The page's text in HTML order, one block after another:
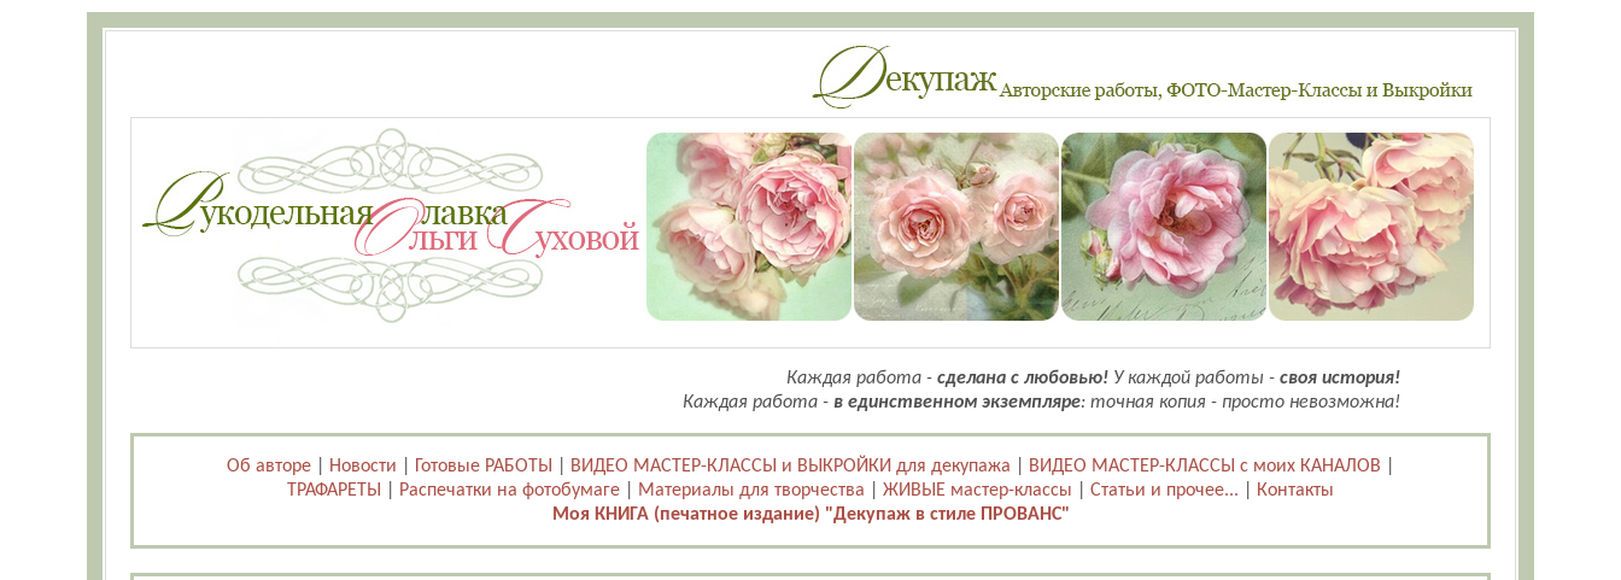
Каждая работа - сделана с любовью! У каждой работы - своя история!
Каждая работа - в единственном экземпляре: точная копия - просто невозможна!
Об авторе Новости Готовые РАБОТЫ ВИДЕО МАСТЕР-КЛАССЫ и ВЫКРОЙКИ для декупажа ВИДЕО МАСТЕР-КЛАССЫ с моих КАНАЛОВ
ТРАФАРЕТЫ
Распечатки на фотобумаге Материалы для творчества ЖИВЫЕ мастер-классы Статьи и прочее...
Контакты
Моя КНИГА (печатное издание) "Декупаж в стиле ПРОВАНС"